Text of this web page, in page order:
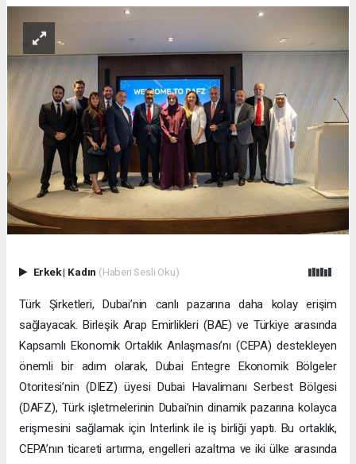
Erkek| Kadın (Haberi Sesli Oku)
Türk Şirketleri, Dubai’nin canlı pazarına daha kolay erişim
sağlayacak. Birleşik Arap Emirlikleri (BAE) ve Türkiye arasında
Kapsamlı Ekonomik Ortaklık Anlaşması’nı (CEPA) destekleyen
önemli bir adım olarak, Dubai Entegre Ekonomik Bölgeler
Otoritesi’nin (DIEZ) üyesi Dubai Havalimanı Serbest Bölgesi
(DAFZ), Türk işletmelerinin Dubai’nin dinamik pazarına kolayca
erişmesini sağlamak için Interlink ile iş birliği yaptı. Bu ortaklık,
CEPA’nın ticareti artırma, engelleri azaltma ve iki ülke arasında